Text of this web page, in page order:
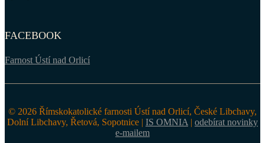
FACEBOOK
Farnost Ústí nad Orlicí
© 2026 Římskokatolické farnosti Ústí nad Orlicí, České Libchavy,
Dolní Libchavy, Řetová, Sopotnice | IS OMNIA | odebírat novinky
e-mailem